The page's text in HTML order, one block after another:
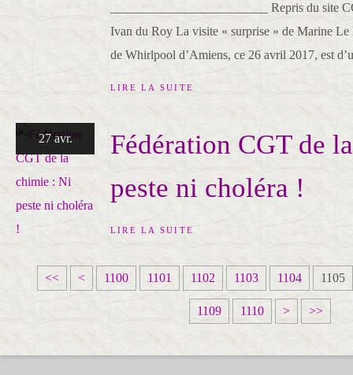
_________________________ Repris du site
Ivan du Roy La visite « surprise » de Marine Le
de Whirlpool d’Amiens, ce 26 avril 2017, est
LIRE LA SUITE
27 avr.
Fédération CGT de
peste ni choléra !
LIRE LA SUITE
<< < 1100 1101 1102 1103 1104 1105
1109 1110
1
2
1
3
1
4
1
5
1
6
1
7
1
8
1
9
1
0
1
0
1
0
> >>